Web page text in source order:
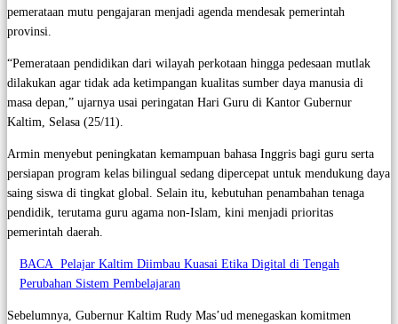
pemerataan mutu pengajaran menjadi agenda mendesak pemerintah
provinsi.
“Pemerataan pendidikan dari wilayah perkotaan hingga pedesaan mutlak
dilakukan agar tidak ada ketimpangan kualitas sumber daya manusia di
masa depan,” ujarnya usai peringatan Hari Guru di Kantor Gubernur
Kaltim, Selasa (25/11).
Armin menyebut peningkatan kemampuan bahasa Inggris bagi guru serta
persiapan program kelas bilingual sedang dipercepat untuk mendukung daya
saing siswa di tingkat global. Selain itu, kebutuhan penambahan tenaga
pendidik, terutama guru agama non-Islam, kini menjadi prioritas
pemerintah daerah.
BACA Pelajar Kaltim Diimbau Kuasai Etika Digital di Tengah
Perubahan Sistem Pembelajaran
Sebelumnya, Gubernur Kaltim Rudy Mas’ud menegaskan komitmen